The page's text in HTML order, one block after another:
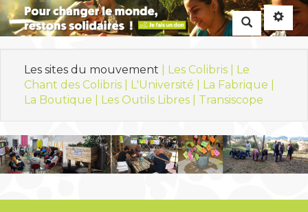
Rechercher
Les sites du mouvement | Les Colibris | Le
Chant des Colibris | L'Université | La Fabrique |
La Boutique | Les Outils Libres | Transiscope